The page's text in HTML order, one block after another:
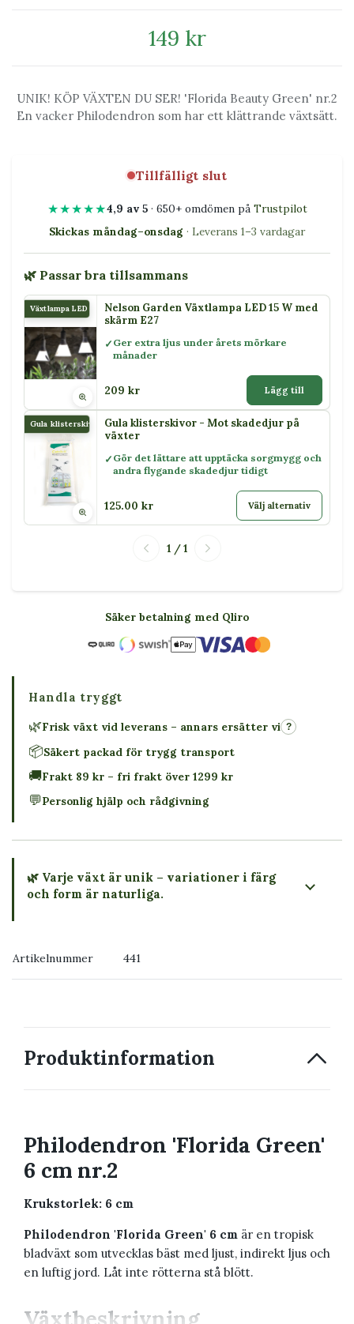
149 kr
UNIK! KÖP VÄXTEN DU SER! 'Florida Beauty Green' nr.2
En vacker Philodendron som har ett klättrande växtsätt.
Tillfälligt slut
★★★★★4,9 av 5· 650+ omdömen på Trustpilot
Skickas måndag–onsdag · Leverans 1–3 vardagar
🌿 Passar bra tillsammans
Växtlampa LED 15 WNelson Garden Växtlampa LED 15 W med
skärm E27
Ger extra ljus under årets mörkare
månader
209 kr Lägg till
Gula klisterskivor
Gula klisterskivor - Mot skadedjur på
växter
Gör det lättare att upptäcka sorgmygg och
andra flygande skadedjur tidigt
125.00 kr Välj alternativ
1 / 1
Säker betalning med Qliro
Handla tryggt
🌿Frisk växt vid leverans – annars ersätter vi ?
📦Säkert packad för trygg transport
🚚Frakt 89 kr – fri frakt över 1299 kr
💬Personlig hjälp och rådgivning
🌿 Varje växt är unik – variationer i färg
och form är naturliga.
Artikelnummer 441
Produktinformation
Philodendron 'Florida Green'
6 cm nr.2
Krukstorlek: 6 cm
Philodendron 'Florida Green' 6 cm är en tropisk
bladväxt som utvecklas bäst med ljust, indirekt ljus och
en luftig jord. Låt inte rötterna stå blött.
Växtbeskrivning